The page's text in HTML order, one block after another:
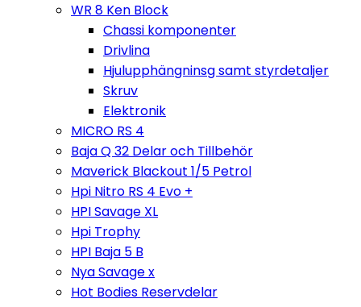
WR 8 Ken Block
Chassi komponenter
Drivlina
Hjulupphängninsg samt styrdetaljer
Skruv
Elektronik
MICRO RS 4
Baja Q 32 Delar och Tillbehör
Maverick Blackout 1/5 Petrol
Hpi Nitro RS 4 Evo +
HPI Savage XL
Hpi Trophy
HPI Baja 5 B
Nya Savage x
Hot Bodies Reservdelar